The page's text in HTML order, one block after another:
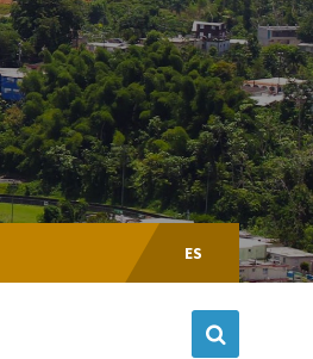
Escoger
Lenguaje:
ES